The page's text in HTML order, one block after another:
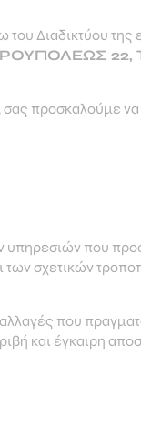
Διαδικτύου
22,
σας προσκαλούμε
υπηρεσιών που
των σχετικών
που
και έγκαιρη